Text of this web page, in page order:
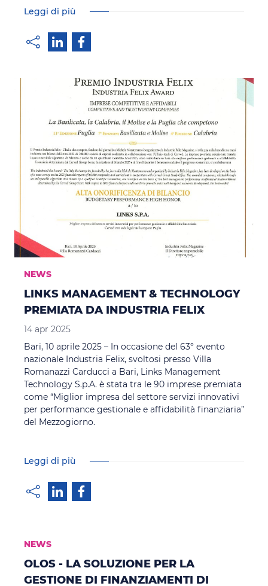
Leggi di più
NEWS
LINKS MANAGEMENT & TECHNOLOGY
PREMIATA DA INDUSTRIA FELIX
14 apr 2025
Bari, 10 aprile 2025 – In occasione del 63° evento
nazionale Industria Felix, svoltosi presso Villa
Romanazzi Carducci a Bari, Links Management
Technology S.p.A. è stata tra le 90 imprese premiata
come “Miglior impresa del settore servizi innovativi
per performance gestionale e affidabilità finanziaria”
del Mezzogiorno.
Leggi di più
NEWS
OLOS - LA SOLUZIONE PER LA
GESTIONE DI FINANZIAMENTI DI